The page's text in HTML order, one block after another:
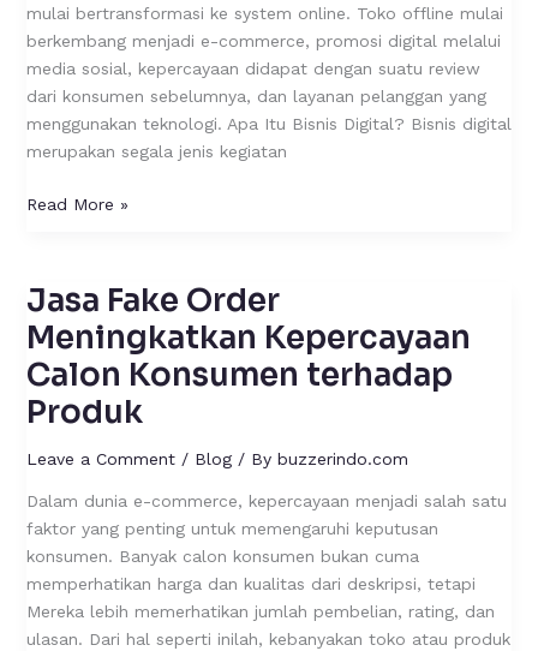
mulai bertransformasi ke system online. Toko offline mulai
berkembang menjadi e-commerce, promosi digital melalui
media sosial, kepercayaan didapat dengan suatu review
dari konsumen sebelumnya, dan layanan pelanggan yang
menggunakan teknologi. Apa Itu Bisnis Digital? Bisnis digital
merupakan segala jenis kegiatan
Read More »
Jasa Fake Order
Meningkatkan Kepercayaan
Calon Konsumen terhadap
Produk
Leave a Comment / Blog/ By buzzerindo.com
Dalam dunia e-commerce, kepercayaan menjadi salah satu
faktor yang penting untuk memengaruhi keputusan
konsumen. Banyak calon konsumen bukan cuma
memperhatikan harga dan kualitas dari deskripsi, tetapi
Mereka lebih memerhatikan jumlah pembelian, rating, dan
ulasan. Dari hal seperti inilah, kebanyakan toko atau produk
Jasa
Fake
Order
Meningkatkan
Kepercayaan
Konsumen